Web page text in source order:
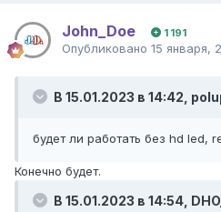
John_Doe 1 191
Опубликовано 15 января,
В 15.01.2023 в 14:42,
будет ли работать без hd led,
Конечно будет.
В 15.01.2023 в 14:54,